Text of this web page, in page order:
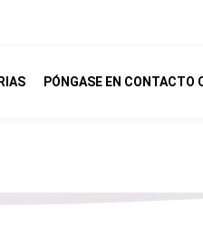
PÓNGASE EN CONTACTO